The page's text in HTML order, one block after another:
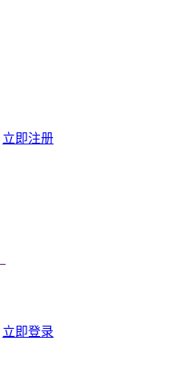
立即注册
立即登录